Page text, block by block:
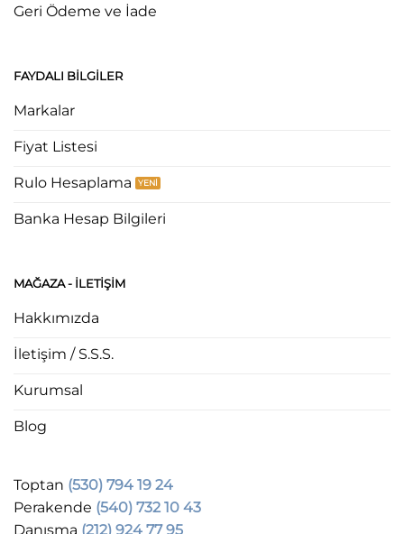
Geri Ödeme ve İade
FAYDALI BILGILER
Markalar
Fiyat Listesi
Rulo Hesaplama
Banka Hesap Bilgileri
MAĞAZA - ILETIŞIM
Hakkımızda
İletişim / S.S.S.
Kurumsal
Blog
Toptan (530) 794 19 24
Perakende (540) 732 10 43
Danışma (212) 924 77 95